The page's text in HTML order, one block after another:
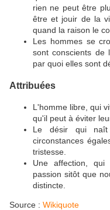
rien ne peut être
être et jouir de la
quand la raison le
Les hommes se
sont conscients de
par quoi elles sont
Attribuées
L'homme libre, qui
qu'il peut à éviter
Le désir qui
circonstances
tristesse.
Une affection,
passion sitôt que
distincte.
Source : Wikiquote